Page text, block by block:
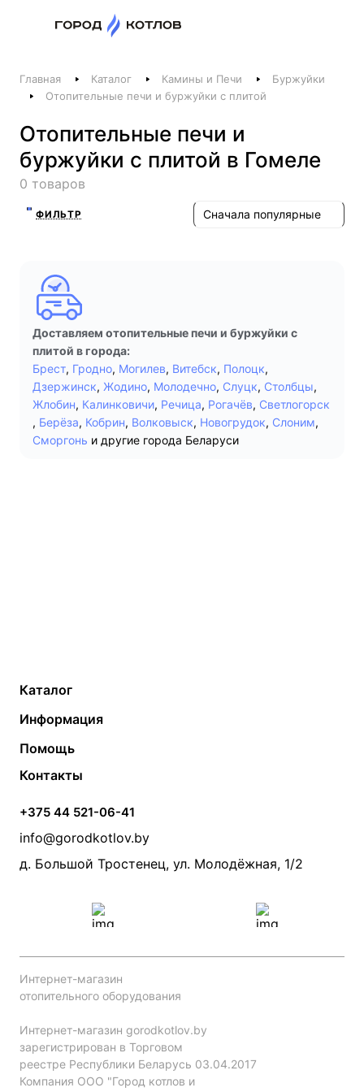
Телефоны
+375 44 511-06-41
+375 29 237-06-41
Котлы и отопление
+375 44 521-06-41
Печи, камины, бани
Главная Каталог Камины и Печи
Буржуйки
Отопительные печи и буржуйки с плитой
Отопительные печи и
буржуйки с плитой в Гомеле
0 товаров
ФИЛЬТР Сначала популярные
Доставляем отопительные печи и буржуйки с
плитой в города:
Брест, Гродно, Могилев, Витебск, Полоцк,
Дзержинск, Жодино, Молодечно, Слуцк, Столбцы,
Жлобин, Калинковичи, Речица, Рогачёв, Светлогорск
, Берёза, Кобрин, Волковыск, Новогрудок, Слоним,
Сморгонь и другие города Беларуси
Каталог
Твердотопливные котлы
Электрические котлы
Банные печи
Камины и печи
Теплый пол
Радиаторы
Насосы
Дымоходы
Информация
Контакты
Статьи
Акции
Производители
Помощь
Монтаж систем отопления
Прайс по монтажу систем отопления
Проект систем отопления
Контакты
+375 44 521-06-41
info@gorodkotlov.by
д. Большой Тростенец, ул. Молодёжная, 1/2
Интернет-магазин
отопительного оборудования
Интернет-магазин gorodkotlov.by
зарегистрирован в Торговом
реестре Республики Беларусь 03.04.2017
Компания ООО "Город котлов и